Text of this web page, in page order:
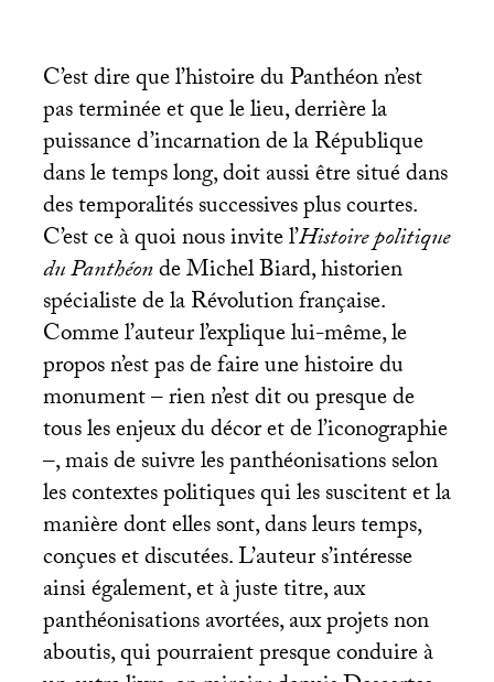
C’est dire que l’histoire du Panthéon n’est
pas terminée et que le lieu, derrière la
puissance d’incarnation de la République
dans le temps long, doit aussi être situé dans
des temporalités successives plus courtes.
C’est ce à quoi nous invite l’Histoirepolitique
du Panthéonde Michel Biard, historien
spécialiste de la Révolution française.
Comme l’auteur l’explique lui-même, le
propos n’est pas de faire une histoire du
monument – rien n’est dit ou presque de
tous les enjeux du décor et de l’iconographie
–, mais de suivre les panthéonisations selon
les contextes politiques qui les suscitent et la
manière dont elles sont, dans leurs temps,
conçues et discutées. L’auteur s’intéresse
ainsi également, et à juste titre, aux
panthéonisations avortées, aux projets non
aboutis, qui pourraient presque conduire à